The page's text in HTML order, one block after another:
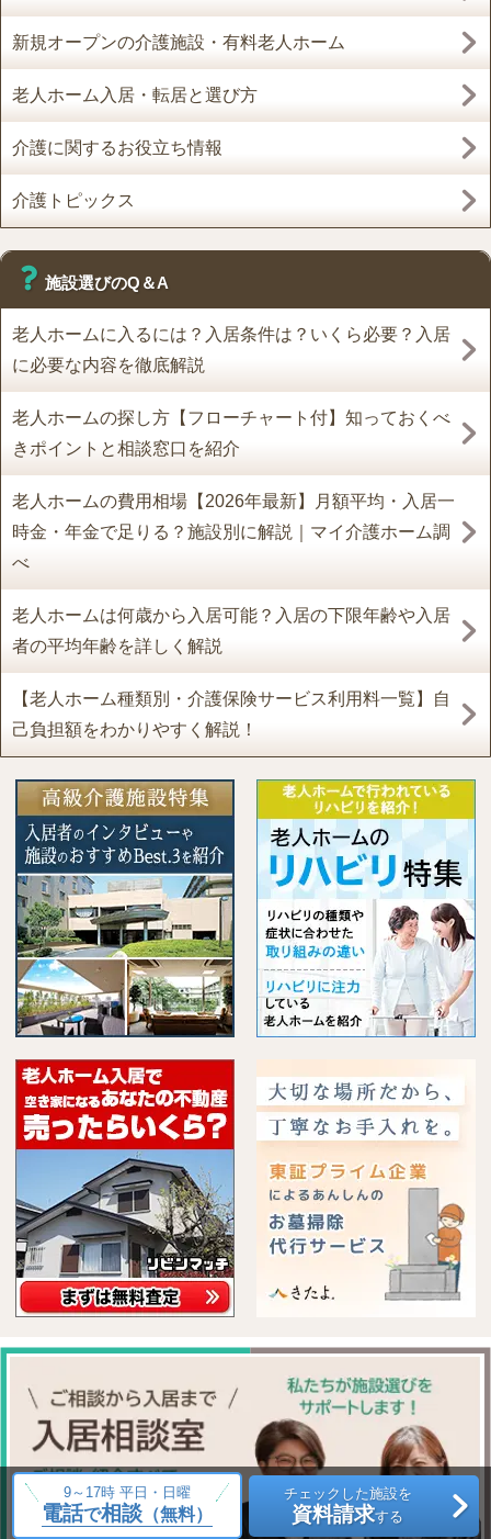
9～17時 平日・日曜
電話で相談（無料）
チェックした施設を
資料請求する
新規オープンの介護施設・有料老人ホーム
老人ホーム入居・転居と選び方
介護に関するお役立ち情報
介護トピックス
施設選びのQ＆A
老人ホームに入るには？入居条件は？いくら必要？入居
に必要な内容を徹底解説
老人ホームの探し方【フローチャート付】知っておくべ
きポイントと相談窓口を紹介
老人ホームの費用相場【2026年最新】月額平均・入居一
時金・年金で足りる？施設別に解説｜マイ介護ホーム調
べ
老人ホームは何歳から入居可能？入居の下限年齢や入居
者の平均年齢を詳しく解説
【老人ホーム種類別・介護保険サービス利用料一覧】自
己負担額をわかりやすく解説！